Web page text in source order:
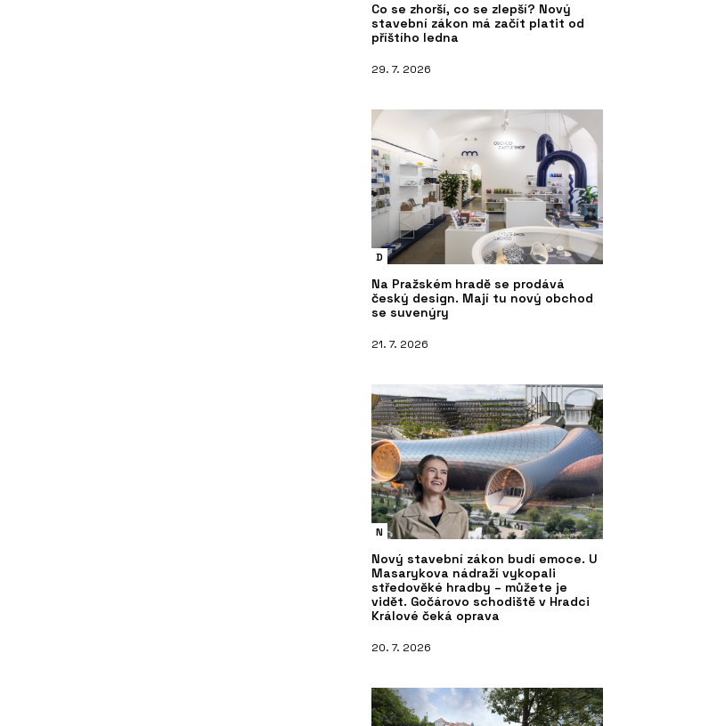
Co se zhorší, co se zlepší? Nový
stavební zákon má začít platit od
příštího ledna
29. 7. 2026
D
Na Pražském hradě se prodává
český design. Mají tu nový obchod
se suvenýry
21. 7. 2026
N
Nový stavební zákon budí emoce. U
Masarykova nádraží vykopali
středověké hradby – můžete je
vidět. Gočárovo schodiště v Hradci
Králové čeká oprava
20. 7. 2026